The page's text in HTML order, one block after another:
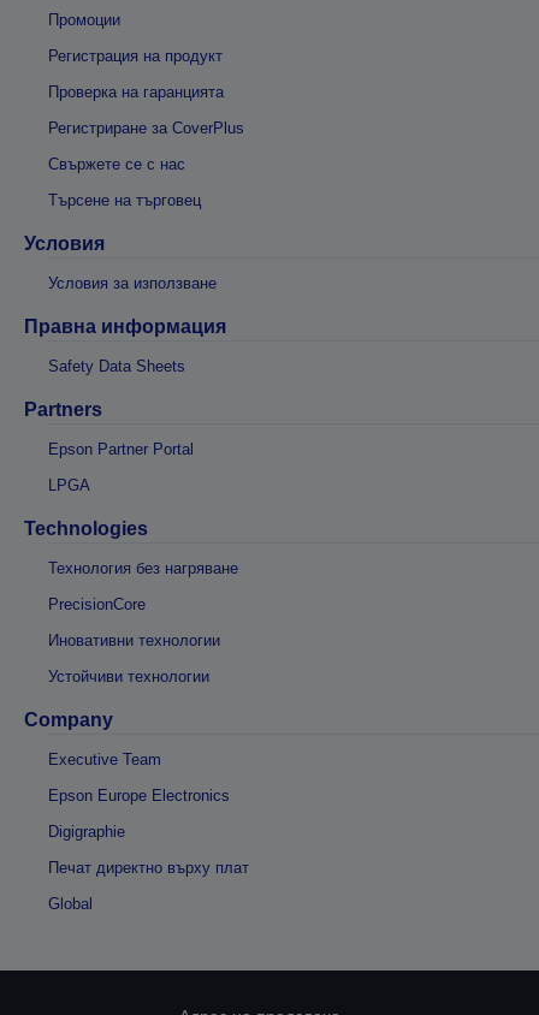
Промоции
Регистрация на продукт
Проверка на гаранцията
Регистриране за CoverPlus
Свържете се с нас
Търсене на търговец
Условия
Условия за използване
Правна информация
Safety Data Sheets
Partners
Epson Partner Portal
LPGA
Technologies
Технология без нагряване
PrecisionCore
Иновативни технологии
Устойчиви технологии
Company
Executive Team
Epson Europe Electronics
Digigraphie
Печат директно върху плат
Global